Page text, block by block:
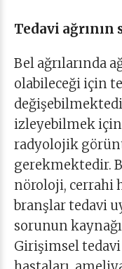
Tedavi ağrının
Bel ağrılarında
olabileceği için
izleyebilmek
radyolojik
gerekmektedir.
nöroloji, cerrahi
branşlar tedavi
sorunun
Girişimsel tedavi